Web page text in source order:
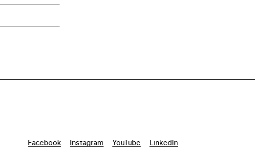
Facebook Instagram YouTube LinkedIn